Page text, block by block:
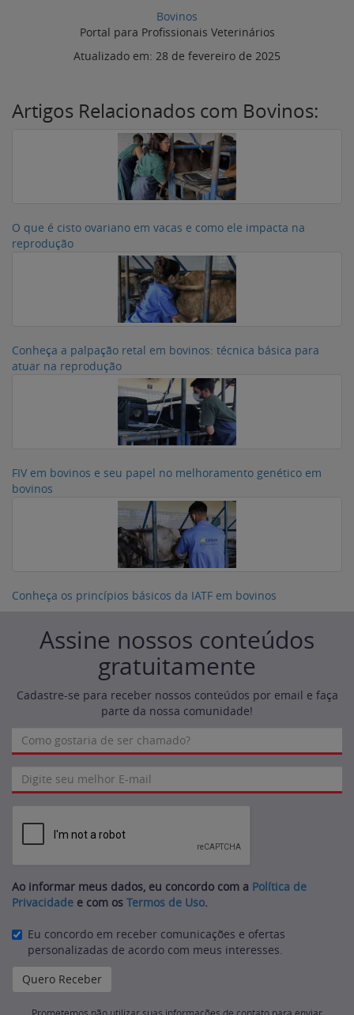
Bovinos
Portal para Profissionais Veterinários
Atualizado em: 28 de fevereiro de 2025
Artigos Relacionados com Bovinos:
O que é cisto ovariano em vacas e como ele impacta na
reprodução
Conheça a palpação retal em bovinos: técnica básica para
atuar na reprodução
FIV em bovinos e seu papel no melhoramento genético em
bovinos
Conheça os princípios básicos da IATF em bovinos
Assine nossos conteúdos
gratuitamente
Cadastre-se para receber nossos conteúdos por email e faça
parte da nossa comunidade!
Ao informar meus dados, eu concordo com a Política de
Privacidade e com os Termos de Uso.
Eu concordo em receber comunicações e ofertas
personalizadas de acordo com meus interesses.